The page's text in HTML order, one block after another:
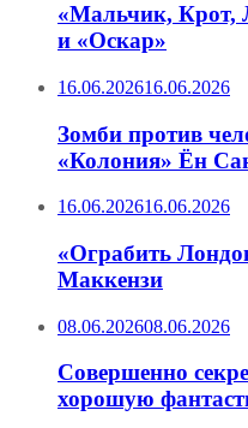
«Мальчик, Крот,
и «Оскар»
16.06.202616.06.2026
Зомби против
«Колония» Ён
16.06.202616.06.2026
«Ограбить
Маккензи
08.06.202608.06.2026
Совершенно
хорошую